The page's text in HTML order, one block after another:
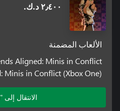
٢٫٤٠٠ د.ك.‏
الألعاب المضمنة
Aligned: Minis in Conflict
Minis in Conflict (Xbox One)
الانتقال إلى